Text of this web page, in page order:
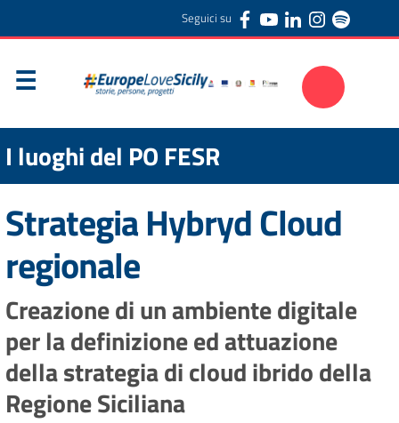
Seguici su
I luoghi del PO FESR
Strategia Hybryd Cloud
regionale
Creazione di un ambiente digitale
per la definizione ed attuazione
della strategia di cloud ibrido della
Regione Siciliana